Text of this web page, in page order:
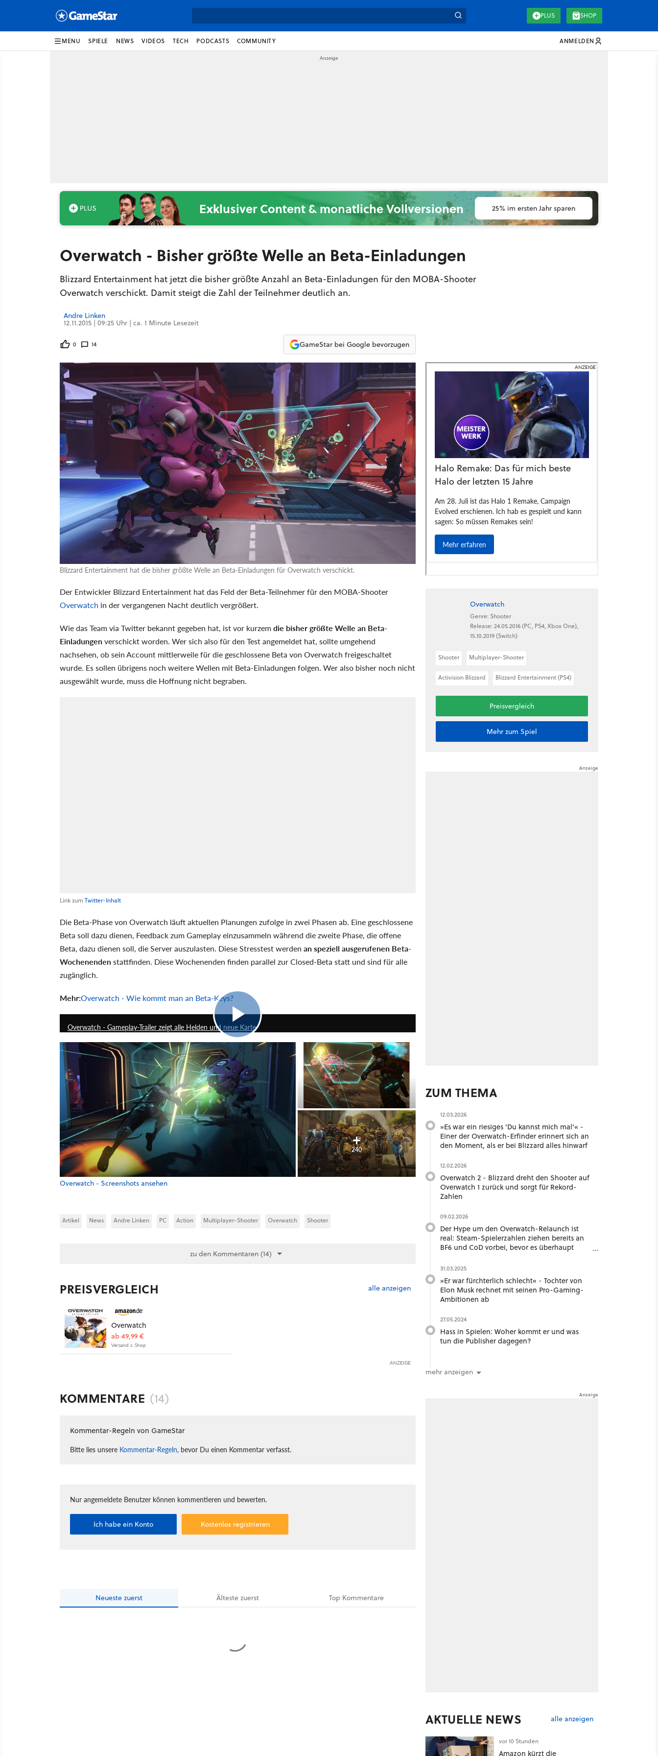
PLUS SHOP
MENU SPIELE NEWS VIDEOS TECH PODCASTS COMMUNITY ANMELDEN
Exklusiver Content & monatliche Vollversionen 25% im ersten Jahr sparen
Overwatch - Bisher größte Welle an Beta-Einladungen
Blizzard Entertainment hat jetzt die bisher größte Anzahl an Beta-Einladungen für den MOBA-Shooter
Overwatch verschickt. Damit steigt die Zahl der Teilnehmer deutlich an.
Andre Linken
12.11.2015 | 09:25 Uhr | ca. 1 Minute Lesezeit
0 14 GameStar bei Google bevorzugen
Blizzard Entertainment hat die bisher größte Welle an Beta-Einladungen für Overwatch verschickt.
Der Entwickler Blizzard Entertainment hat das Feld der Beta-Teilnehmer für den MOBA-Shooter
Overwatch in der vergangenen Nacht deutlich vergrößert.
Wie das Team via Twitter bekannt gegeben hat, ist vor kurzemdie bisher größte Welle an Beta-
Einladungenverschickt worden. Wer sich also für den Test angemeldet hat, sollte umgehend
nachsehen, ob sein Account mittlerweile für die geschlossene Beta von Overwatch freigeschaltet
wurde. Es sollen übrigens noch weitere Wellen mit Beta-Einladungen folgen. Wer also bisher noch nicht
ausgewählt wurde, muss die Hoffnung nicht begraben.
Link zum Twitter-Inhalt
Die Beta-Phase von Overwatch läuft aktuellen Planungen zufolge in zwei Phasen ab. Eine geschlossene
Beta soll dazu dienen, Feedback zum Gameplay einzusammeln während die zweite Phase, die offene
Beta, dazu dienen soll, die Server auszulasten. Diese Stresstest werden an speziell ausgerufenen Beta-
Wochenendenstattfinden. Diese Wochenenden finden parallel zur Closed-Beta statt und sind für alle
zugänglich.
Mehr:Overwatch - Wie kommt man an Beta-Keys?
Overwatch - Gameplay-Trailer zeigt alle Helden und neue Karte
240
Overwatch - Screenshots ansehen
Artikel News Andre Linken PC Action Multiplayer-Shooter Overwatch Shooter
zu den Kommentaren (14)
PREISVERGLEICH alle anzeigen
Overwatch
ab 49,99 €
Versand s. Shop
ANZEIGE
KOMMENTARE (14)
Kommentar-Regeln von GameStar
Bitte lies unsere Kommentar-Regeln, bevor Du einen Kommentar verfasst.
Nur angemeldete Benutzer können kommentieren und bewerten.
Ich habe ein Konto Kostenlos registrieren
Neueste zuerst Ältestezuerst Top Kommentare
Overwatch
Genre: Shooter
Release: 24.05.2016 (PC, PS4, Xbox One),
15.10.2019 (Switch)
Shooter Multiplayer-Shooter
Activision Blizzard Blizzard Entertainment (PS4)
Preisvergleich
Mehr zum Spiel
ZUM THEMA
12.03.2026
»Es war ein riesiges 'Du kannst mich mal'« -
Einer der Overwatch-Erfinder erinnert sich an
den Moment, als er bei Blizzard alles hinwarf
12.02.2026
Overwatch 2 - Blizzard dreht den Shooter auf
Overwatch 1 zurück und sorgt für Rekord-
Zahlen
09.02.2026
Der Hype um den Overwatch-Relaunch ist
real: Steam-Spielerzahlen ziehen bereits an
BF6 und CoD vorbei, bevor es überhaupt
31.03.2025
»Er war fürchterlich schlecht« - Tochter von
Elon Musk rechnet mit seinen Pro-Gaming-
Ambitionen ab
27.05.2024
Hass in Spielen: Woher kommt er und was
tun die Publisher dagegen?
mehr anzeigen
AKTUELLE NEWS alle anzeigen
vor 10 Stunden
Amazon kürzt die